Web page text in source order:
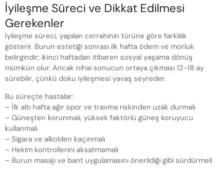
İyileşme Süreci ve Dikkat Edilmesi
Gerekenler
İyileşme süreci, yapılan cerrahinin türüne göre farklılık
gösterir. Burun estetiği sonrası ilk hafta ödem ve morluk
belirgindir; ikinci haftadan itibaren sosyal yaşama dönüş
mümkün olur. Ancak nihai sonucun ortaya çıkması 12-18 ay
sürebilir, çünkü doku iyileşmesi yavaş seyreder.
Bu süreçte hastalar:
– İlk altı hafta ağır spor ve travma riskinden uzak durmalı
– Güneşten korunmalı, yüksek faktörlü güneş koruyucu
kullanmalı
– Sigara ve alkolden kaçınmalı
– Hekim kontrollerini aksatmamalı
– Burun masajı ve bant uygulamasını önerildiği gibi sürdürmeli